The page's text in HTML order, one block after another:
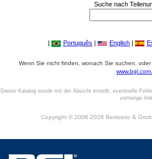
Suche nach
| Português | English |
Wenn Sie nicht finden, wonach Sie suchen,
Dieser Katalog wurde mit der Absicht erstellt, eventuelle
vorherige
Copyright © 2006-2026 Bertoloto &